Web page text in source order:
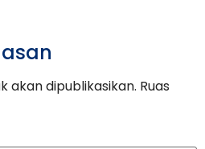
akan dipublikasikan. Ruas